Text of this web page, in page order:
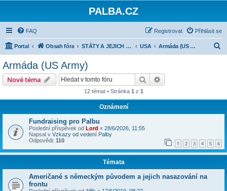
PALBA.CZ
FAQ Přihlásit se
Registrovat
Portal Obsah fóra STÁTY A JEJICH ARMÁDY 1918-1945 USA Armáda (US Army)
Armáda (US Army)
Nové téma Hledat
12 témat • Stránka 1 z 1
Oznámení
Fundraising pro Palbu
Poslední příspěvek od Lord « 28/6/2026, 11:55
Napsal v Vzkazy od vedení Palby
Odpovědi: 110 1 2 3 4 5 6
Témata
Američané s německým původem a jejich nasazování na
frontu